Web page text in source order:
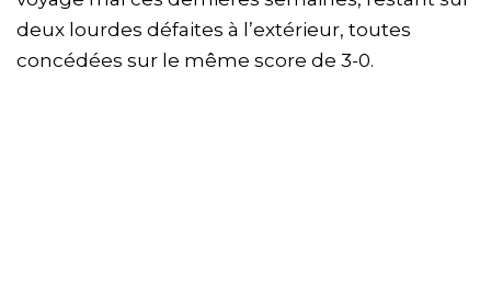
deux lourdes défaites à l’extérieur, toutes
concédées sur le même score de 3-0.